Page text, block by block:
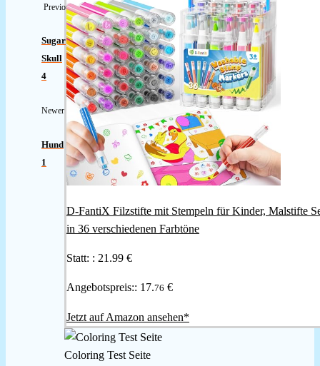
Previous
Sugar
Skull
4
Newer
Hund
1
D-FantiX Filzstifte mit Stempeln für Kinder, Malstifte
in 36 verschiedenen Farbtöne
Statt: : 21.99 €
Angebotspreis:: 17.76 €
Jetzt auf Amazon ansehen*
Coloring Test Seite